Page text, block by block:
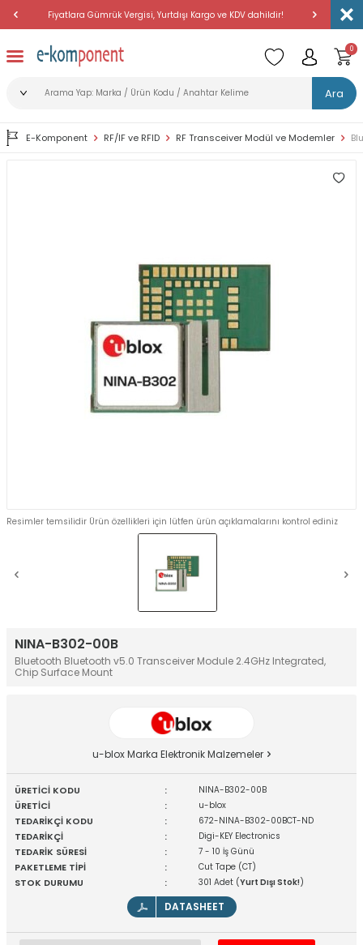
Fiyatlara Gümrük Vergisi, Yurtdışı Kargo ve KDV dahildir!
Ara
0
E-Komponent RF/IF ve RFID RF Transceiver Modül ve Modemler
NINA-B302-00B
Bluetooth Bluetooth v5.0 Transceiver Module 2.4GHz Integrated,
Chip Surface Mount
Resimler temsilidir Ürün özellikleri için lütfen ürün açıklamalarını kontrol ediniz
u-blox Marka Elektronik Malzemeler
ÜRETİCİ KODU : NINA-B302-00B
ÜRETİCİ : u-blox
TEDARİKÇİ KODU : 672-NINA-B302-00BCT-ND
TEDARİKÇİ : Digi-KEY Electronics
TEDARİK SÜRESİ : 7 - 10 İş Günü
PAKETLEME TİPİ : Cut Tape (CT)
STOK DURUMU : 301 Adet (Yurt Dışı Stok!)
DATASHEET